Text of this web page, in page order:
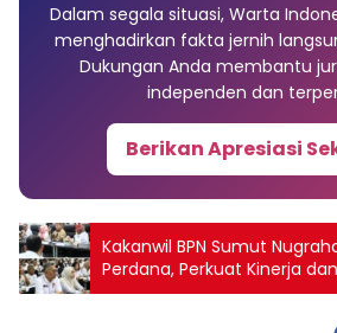
Dalam segala situasi, Warta
menghadirkan fakta jernih
Dukungan Anda membantu
independen dan
Berikan Apresiasi
Kakanwil BPN Sumut
Perdana, Perkuat Kinerja